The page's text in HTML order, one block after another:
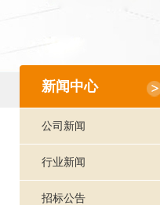
新闻中心
公司新闻
行业新闻
招标公告